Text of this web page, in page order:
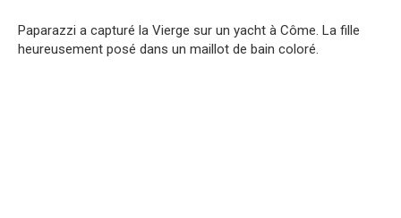
Paparazzi a capturé la Vierge sur un yacht à Côme. La fille
heureusement posé dans un maillot de bain coloré.